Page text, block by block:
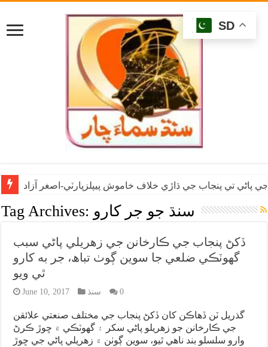
پاڻي تي پنجاب جي ڌاڙي خلاف خاموش پيپلزپارٽي-اصغر آزاد
Tag Archives: سنڌ جو جر کارو
ڏکڻ پنجاب جي ڪارخانن جي زهريلي پاڻي سبب
گهوٽڪي ضلعي جا سوين ڳوٺ تباھ، جر به کارو
ٿي ويو
June 10, 2017 سنڌ 0
گذريل ٽن ڏهاڪن کان ڏکڻ پنجاب جي مختلف صنعتي علائقن
جي ڪارخانن جو زهريلو پاڻي سکر ۽ گهوٽڪي ۾ ڇوڙ ڪرڻ
وارو سلسلو بند ناهي ٿيو، سوين ڳوٺن ۾ زهريلي پاڻي جي ڇوڙ
SD